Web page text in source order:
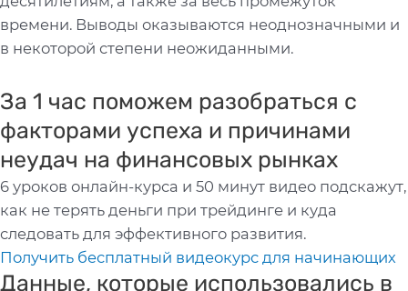
времени. Выводы оказываются неоднозначными и
в некоторой степени неожиданными.
За 1 час поможем разобраться с
факторами успеха и причинами
неудач на финансовых рынках
6 уроков онлайн-курса и 50 минут видео подскажут,
как не терять деньги при трейдинге и куда
следовать для эффективного развития.
Получить бесплатный видеокурс для начинающих
Данные, которые использовались в